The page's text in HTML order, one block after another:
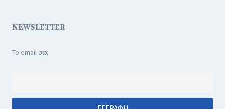
NEWSLETTER
Το email σας